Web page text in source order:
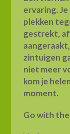
ervaring.
plekken
gestrekt,
zintuigen
niet meer
kom je
moment.
Go with